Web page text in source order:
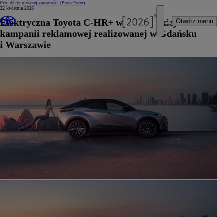
Przejdź do głównej zawartości (Press Enter)
Otwórz menu
22 kwietnia 2026
Elektryczna Toyota C-HR+ w europejskiej
kampanii reklamowej realizowanej w Gdańsku
i Warszawie